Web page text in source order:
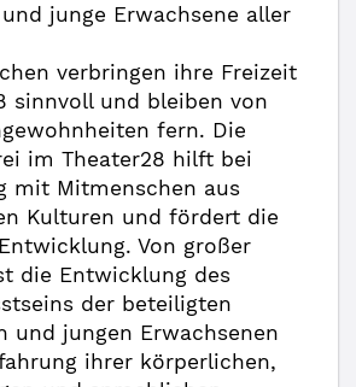
junge Erwachsene aller
verbringen ihre Freizeit
sinnvoll und bleiben von
fern. Die
im Theater28 hilft bei
mit Mitmenschen aus
Kulturen und fördert die
Von großer
die Entwicklung des
der beteiligten
und jungen Erwachsenen
ihrer körperlichen,